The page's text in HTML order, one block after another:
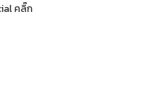
คลิ๊ก